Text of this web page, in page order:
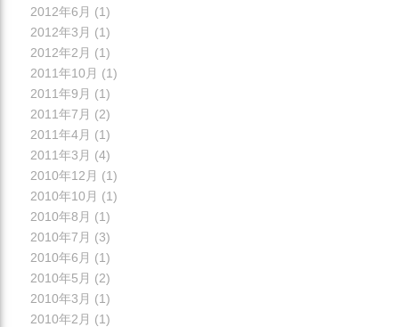
2012年6月 (1)
2012年3月 (1)
2012年2月 (1)
2011年10月 (1)
2011年9月 (1)
2011年7月 (2)
2011年4月 (1)
2011年3月 (4)
2010年12月 (1)
2010年10月 (1)
2010年8月 (1)
2010年7月 (3)
2010年6月 (1)
2010年5月 (2)
2010年3月 (1)
2010年2月 (1)